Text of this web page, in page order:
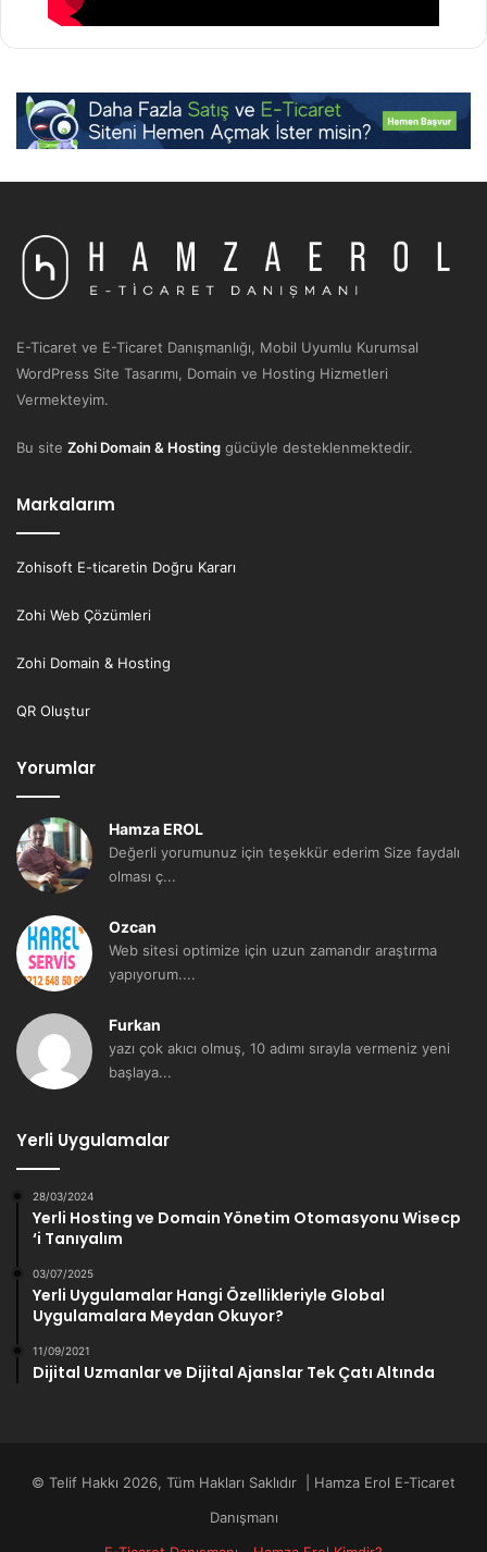
E-Ticaret ve E-Ticaret Danışmanlığı, Mobil Uyumlu Kurumsal
WordPress Site Tasarımı, Domain ve Hosting Hizmetleri
Vermekteyim.
Bu site Zohi Domain & Hosting gücüyle desteklenmektedir.
Markalarım
Zohisoft E-ticaretin Doğru Kararı
Zohi Web Çözümleri
Zohi Domain & Hosting
QR Oluştur
Yorumlar
Hamza EROL
Değerli yorumunuz için teşekkür ederim Size faydalı
olması ç...
Ozcan
Web sitesi optimize için uzun zamandır araştırma
yapıyorum....
Furkan
yazı çok akıcı olmuş, 10 adımı sırayla vermeniz yeni
başlaya...
Yerli Uygulamalar
28/03/2024
Yerli Hosting ve Domain Yönetim Otomasyonu Wisecp
‘i Tanıyalım
03/07/2025
Yerli Uygulamalar Hangi Özellikleriyle Global
Uygulamalara Meydan Okuyor?
11/09/2021
Dijital Uzmanlar ve Dijital Ajanslar Tek Çatı Altında
© Telif Hakkı 2026, Tüm Hakları Saklıdır | Hamza Erol E-Ticaret
Danışmanı